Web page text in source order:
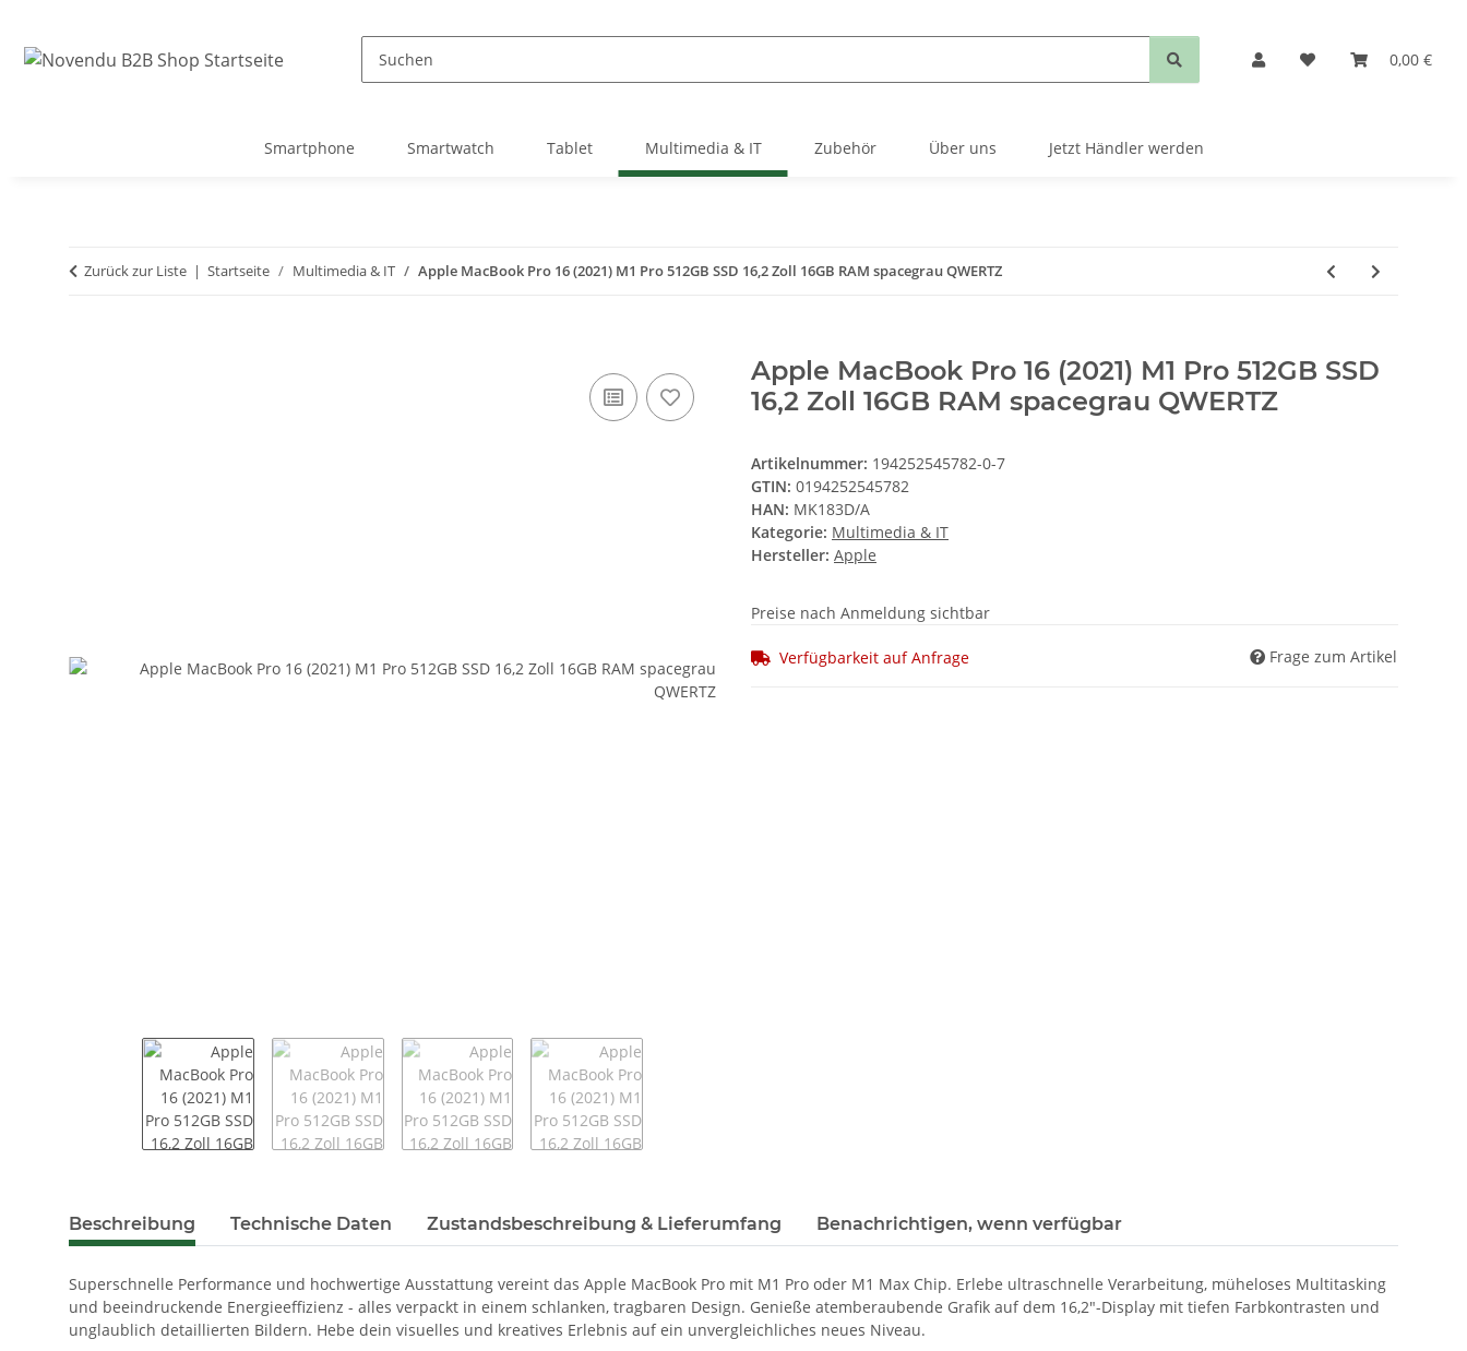
0,00 €
Smartphone Smartwatch Tablet Multimedia & IT Zubehör Über uns Jetzt Händler werden
Zurück zur Liste Startseite Multimedia & IT Apple MacBook Pro 16 (2021) M1 Pro 512GB SSD 16,2 Zoll 16GB RAM spacegrau QWERTZ
Apple MacBook Pro 16 (2021) M1 Pro 512GB SSD
16,2 Zoll 16GB RAM spacegrau QWERTZ
Artikelnummer: 194252545782-0-7
GTIN: 0194252545782
HAN: MK183D/A
Kategorie: Multimedia & IT
Hersteller: Apple
Preise nach Anmeldung sichtbar
Verfügbarkeit auf Anfrage Frage zum Artikel
weitere Registerkarten anzeigen
Beschreibung Technische Daten Zustandsbeschreibung & Lieferumfang Benachrichtigen, wenn verfügbar
Superschnelle Performance und hochwertige Ausstattung vereint das Apple MacBook Pro mit M1 Pro oder M1 Max Chip. Erlebe ultraschnelle Verarbeitung, müheloses Multitasking
und beeindruckende Energieeffizienz - alles verpackt in einem schlanken, tragbaren Design. Genieße atemberaubende Grafik auf dem 16,2"-Display mit tiefen Farbkontrasten und
unglaublich detaillierten Bildern. Hebe dein visuelles und kreatives Erlebnis auf ein unvergleichliches neues Niveau.